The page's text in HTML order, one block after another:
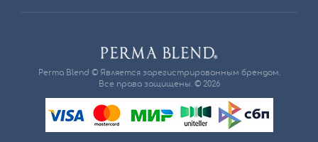
Perma Blend © Является зарегистрированным брендом.
Все права защищены. © 2026